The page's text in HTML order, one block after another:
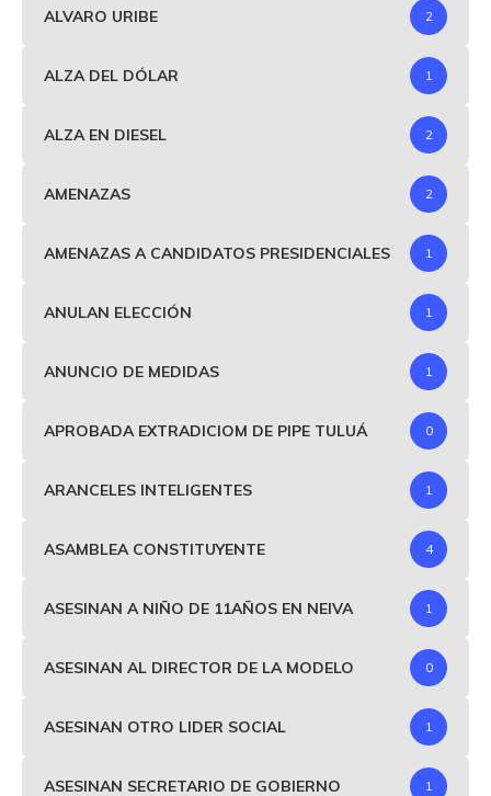
ALVARO URIBE 2
ALZA DEL DÓLAR 1
ALZA EN DIESEL 2
AMENAZAS 2
AMENAZAS A CANDIDATOS PRESIDENCIALES 1
ANULAN ELECCIÓN 1
ANUNCIO DE MEDIDAS 1
APROBADA EXTRADICIOM DE PIPE TULUÁ 0
ARANCELES INTELIGENTES 1
ASAMBLEA CONSTITUYENTE 4
ASESINAN A NIÑO DE 11AÑOS EN NEIVA 1
ASESINAN AL DIRECTOR DE LA MODELO 0
ASESINAN OTRO LIDER SOCIAL 1
ASESINAN SECRETARIO DE GOBIERNO 1